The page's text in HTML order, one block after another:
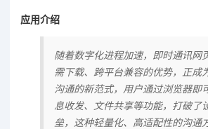
应用介绍
随着数字化进程加速，即时通讯网
需下载、跨平台兼容的优势，正成
沟通的新范式，用户通过浏览器即
息收发、文件共享等功能，打破了
垒，这种轻量化、高适配性的沟通